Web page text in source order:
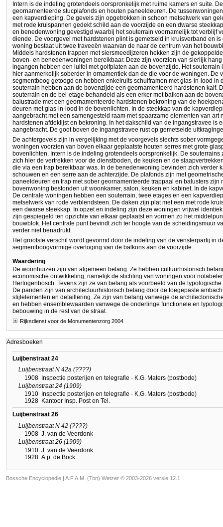
Intern is de indeling grotendeels oorspronkelijk met ruime kamers en suite.
geornamenteerde stucplafonds en houten paneeldeuren. De
een kapverdieping. De gevels zijn opgetrokken in schoon metselwerk van
met rode kruispannen gedekt schild aan de voorzijde en een dwarse
en benedenwoning gevestigd waarbij het souterrain voornamelijk tot verblijf
diende. De voorgevel met hardstenen plint is gemetseld in kruisverband en
woning bestaat uit twee traveeën waarvan de naar de centrum van het
Middels hardstenen trappen met siersmeedijzeren hekken zijn de
boven- en benedenwoningen bereikbaar. Deze zijn voorzien van sierlijk
ingangen hebben een luifel met golfplaten aan de bovenzijde. Het souterrain
hier aanmerkelijk soberder in ornamentiek dan de die voor de woningen. De
segmentboog getoogd en hebben enkelruits schuiframen met glas-in-lood in
souterrain hebben aan de bovenzijde een geornamenteerd hardstenen kalf.
souterrain en de bel-etage behandeld als een erker met balkon aan de
balustrade met een geornamenteerde hardstenen bekroning van de
deuren met glas-in-lood in de bovenlichten. In de steekkap van de
aangebracht met een samengesteld raam met spaarzame elementen van
hardstenen afdeklijst en bekroning. In het dakschild van de ingangstravee is
aangebracht. De goot boven de ingangstravee rust op gemetselde
De achtergevels zijn in vergelijking met de voorgevels slechts sober
woningen voorzien van boven elkaar geplaatste houten serres met grote
bovenlichten. Intern is de indeling grotendeels oorspronkelijk. De
zich hier de vertrekken voor de dienstboden, de keuken en de
die via een trap bereikbaar was. In de benedenwoning bevinden zich verder
schouwen en een serre aan de achterzijde. De plafonds zijn met
paneeldeuren en trap met sober geornamenteerde trappaal en balusters zijn
bovenwoning bestonden uit woonkamer, salon, keuken en kabinet. In de
De centrale woningen hebben een souterrain, twee etages en een
metselwerk van rode verblendsteen. De daken zijn plat met een met rode
een dwarse steekkap. In opzet en indeling zijn deze woningen vrijwel
zijn gespiegeld ten opzichte van elkaar geplaatst en vormen zo het
bouwblok. Het centrale punt bevindt zich ter hoogte van de scheidingsmuur
verder niet benadrukt.
Het grootste verschil wordt gevormd door de indeling van de vensterpartij in
segmentboogvormige overtoging van de balkons aan de voorzijde.
Waardering
De woonhuizen zijn van algemeen belang. Ze hebben cultuurhistorisch
economische ontwikkeling, namelijk de stichting van woningen voor
Hertogenbosch. Tevens zijn ze van belang als voorbeeld van de
De panden zijn van architectuurhistorisch belang door de toegepaste
stijlelementen en detaillering. Ze zijn van belang vanwege de
en hebben ensemblewaarden vanwege de onderlinge functionele en
bebouwing in de rest van de straat.
Rijksdienst voor de Monumentenzorg 2004
Adresboeken
Luijbenstraat 24
Luijbenstraat N 42a (????)
1908 Inspectie posterijen en telegrafie - K.G. Maters (postbode)
Luijbenstraat 24 (1909)
1910
Inspectie posterijen en telegrafie - K.G. Maters (postbode)
1928 Kantoor Insp. Post en Tel.
Luijbenstraat 26
Luijbenstraat N 42 (????)
1908 J. van de Veerdonk
Luijbenstraat 26 (1909)
1910 J. van de Veerdonk
1928 A.p. de Bock
Bossche Encyclopedie | A.F.A.M. (Ton) Wetzer © 2003-2026 versie 12.1